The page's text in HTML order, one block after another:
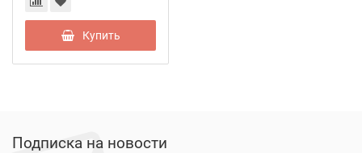
Купить
Подписка на новости